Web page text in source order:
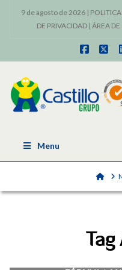
9 de agosto de 2026 |
DE PRIVACIDAD| ÁREA DE
X
Menu